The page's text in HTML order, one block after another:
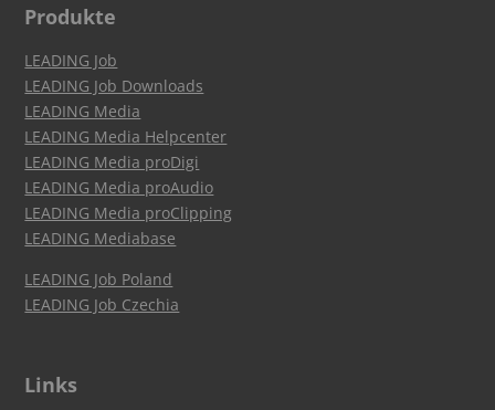
Produkte
LEADING Job
LEADING Job Downloads
LEADING Media
LEADING Media Helpcenter
LEADING Media proDigi
LEADING Media proAudio
LEADING Media proClipping
LEADING Mediabase
LEADING Job Poland
LEADING Job Czechia
Links